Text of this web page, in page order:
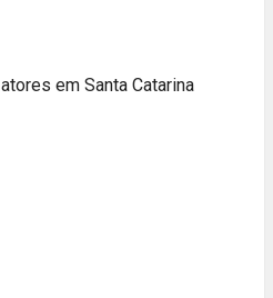
em Santa Catarina